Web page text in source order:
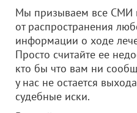
Мы призываем все СМИ
от распространения
информации о ходе
Просто считайте ее
кто бы что вам ни
у нас не остается
судебные иски.